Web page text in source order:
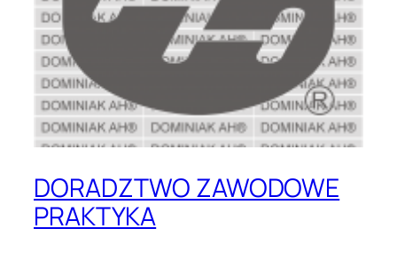
DORADZTWO ZAWODOWE
PRAKTYKA